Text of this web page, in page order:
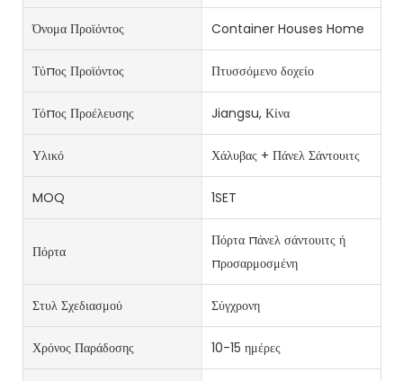
Όνομα Προϊόντος Container Houses Home
Τύπος Προϊόντος Πτυσσόμενο δοχείο
Τόπος Προέλευσης Jiangsu, Κίνα
Υλικό Χάλυβας + Πάνελ Σάντουιτς
MOQ 1SET
Πόρτα
Πόρτα πάνελ σάντουιτς ή
προσαρμοσμένη
Στυλ Σχεδιασμού Σύγχρονη
Χρόνος Παράδοσης 10-15 ημέρες